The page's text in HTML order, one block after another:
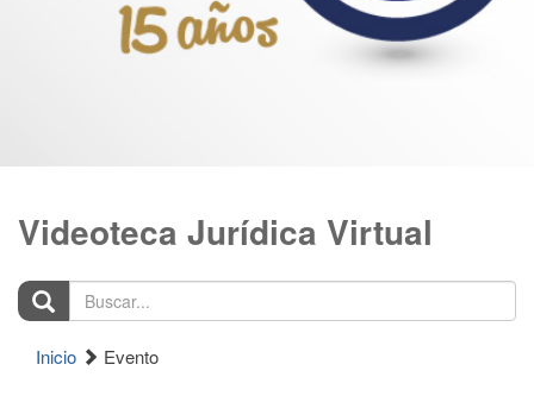
Videoteca Jurídica Virtual
Buscar...
Inicio Evento